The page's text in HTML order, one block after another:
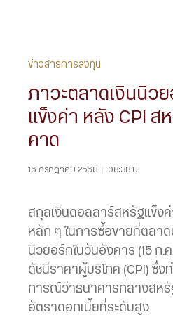
ข่าวสารการลงทุน
ภาวะตลาดเงินนิว
แข็งค่า หลัง CPI ส
คาด
16 กรกฎาคม 2568 | 08:38 น.
สกุลเงินดอลลาร์สหรัฐแข็ง
หลัก ๆ ในการซื้อขายที่ตลา
นิวยอร์กในวันอังคาร (15 ก.
ดัชนีราคาผู้บริโภค (CPI) ซึ่ง
การณ์ว่าธนาคารกลางสหรั
อัตราดอกเบี้ยที่ระดับสูง